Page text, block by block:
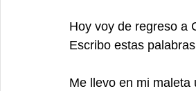
Hoy voy de regreso a
Escribo estas
Me llevo en mi